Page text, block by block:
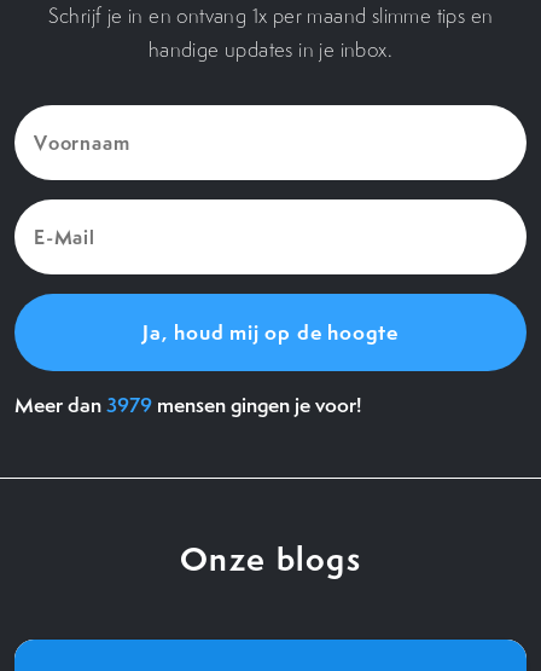
Schrijf je in en ontvang 1x per maand slimme tips en
handige updates in je inbox.
Voornaam
(Vereist)
E-
Mail
(Vereist)
Meer dan3979 mensen gingen je voor!
Onze blogs